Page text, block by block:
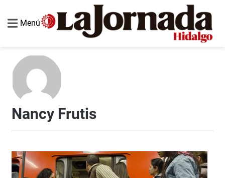
Menú
Nancy Frutis